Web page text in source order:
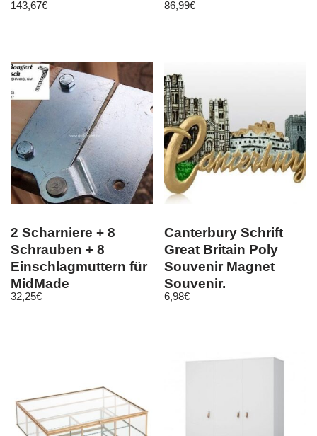
Nussbaum Unikat
143,67€ 86,99€
2 Scharniere + 8
Schrauben + 8
Einschlagmuttern für
MidMade
Bodentreppen
32,25€
Canterbury Schrift
Great Britain Poly
Souvenir Magnet
Souvenir,
Großbritannien
6,98€